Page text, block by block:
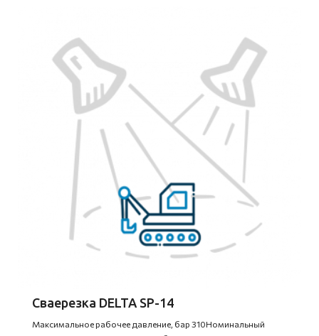
Сваерезка DELTA SP-14
Максимальное рабочее давление, бар 310Номинальный